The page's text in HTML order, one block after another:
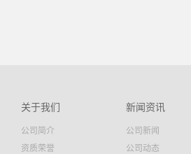
关于我们
公司简介
资质荣誉
新闻资讯
公司新闻
公司动态